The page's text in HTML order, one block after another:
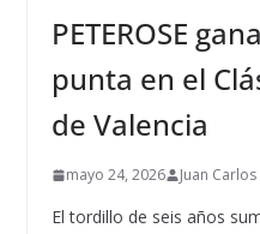
PETEROSE
punta en el
de Valencia
mayo 24, 2026 Juan
El tordillo de seis años